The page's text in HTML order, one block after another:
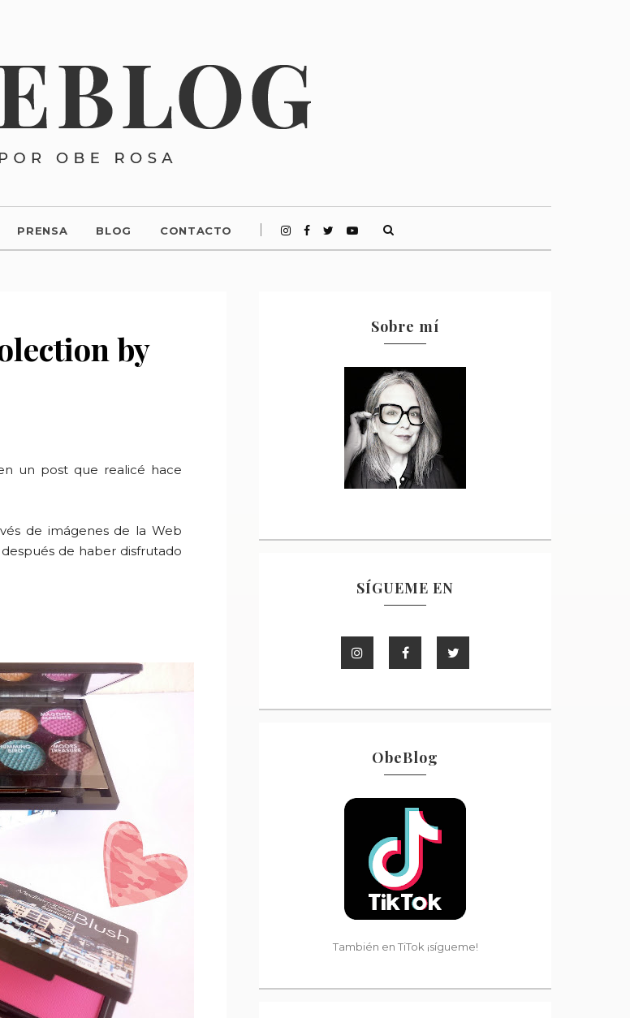
PRENSA BLOG CONTACTO
by
un post que realicé hace
de imágenes de la Web
de haber disfrutado
Sobre mí
SÍGUEME EN
ObeBlog
También en TiTok ¡sígueme!